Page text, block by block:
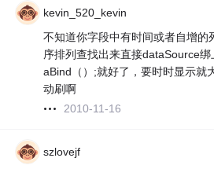
kevin_520_kevin
不知道你字段中有时间或者自增的
序排列查找出来直接dataSource
aBind（）;就好了，要时时显示就
动刷啊
2010-11-16
szlovejf